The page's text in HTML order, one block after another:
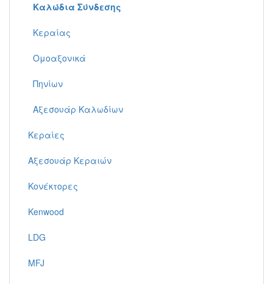
Καλώδια Σύνδεσης
Κεραίας
Ομοαξονικά
Πηνίων
Αξεσουάρ Καλωδίων
Κεραίες
Αξεσουάρ Κεραιών
Κονέκτορες
Kenwood
LDG
MFJ